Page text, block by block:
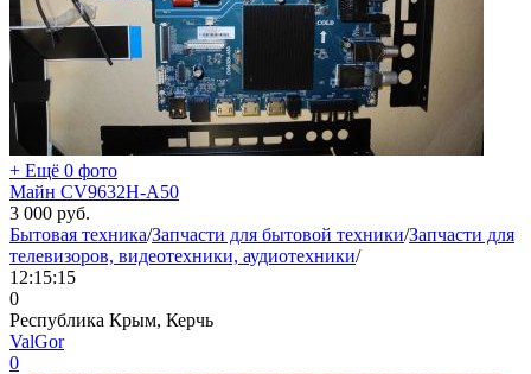
+ Ещё 0 фото
Майн CV9632H-A50
3 000 руб.
Бытовая техника/Запчасти для бытовой техники/Запчасти для
телевизоров, видеотехники, аудиотехники/
12:15:15
0
Республика Крым, Керчь
ValGor
0